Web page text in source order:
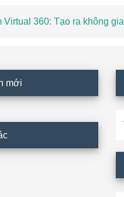
Virtual 360: Tạo ra không
mới